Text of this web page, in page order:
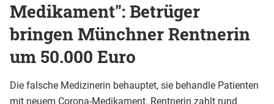
Medikament": Betrüger
bringen Münchner Rentnerin
um 50.000 Euro
Die falsche Medizinerin behauptet, sie behandle Patienten
mit neuem Corona-Medikament. Rentnerin zahlt rund